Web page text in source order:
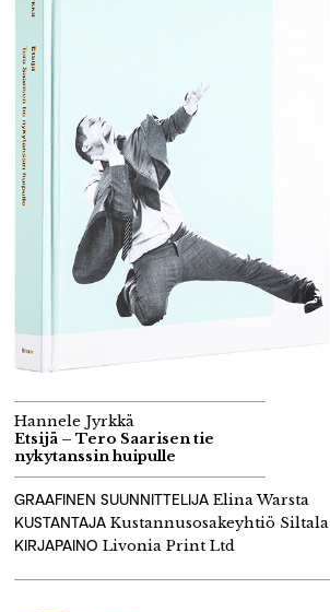
Hannele Jyrkkä
Etsijä – Tero Saarisen tie
nykytanssin huipulle
GRAAFINEN SUUNNITTELIJA Elina Warsta
KUSTANTAJA Kustannusosakeyhtiö Siltala
KIRJAPAINO Livonia Print Ltd